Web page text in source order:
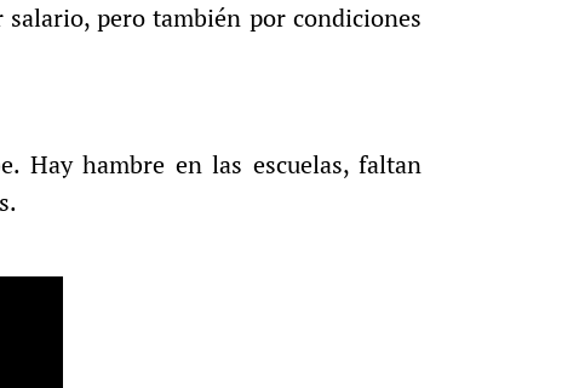
pero también por condiciones
Hay hambre en las escuelas, faltan